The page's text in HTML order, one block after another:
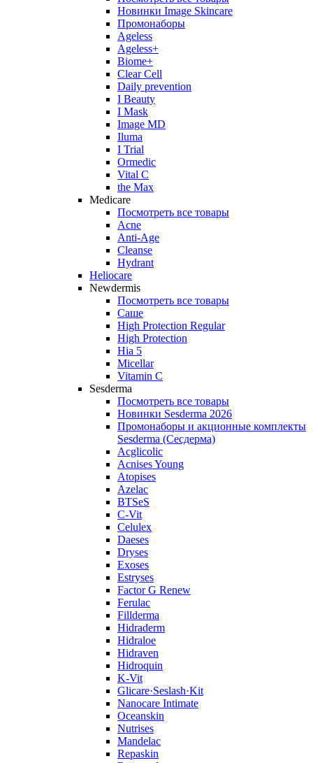
Новинки Image Skincare
Промонаборы
Ageless
Ageless+
Biome+
Clear Cell
Daily prevention
I Beauty
I Mask
Image MD
Iluma
I Trial
Ormedic
Vital C
the Max
Medicare
Посмотреть все товары
Acne
Anti‑Age
Cleanse
Hydrant
Heliocare
Newdermis
Посмотреть все товары
Саше
High Protection Regular
High Protection
Hia 5
Micellar
Vitamin C
Sesderma
Посмотреть все товары
Новинки Sesderma 2026
Промонаборы и акционные комплекты
Sesderma (Сесдерма)
Acglicolic
Acnises Young
Atopises
Azelac
BTSeS
C‑Vit
Celulex
Daeses
Dryses
Exoses
Estryses
Factor G Renew
Ferulac
Fillderma
Hidraderm
Hidraloe
Hidraven
Hidroquin
K-Vit
Glicare·Seslash·Kit
Nanocare Intimate
Oceanskin
Nutrises
Mandelac
Repaskin